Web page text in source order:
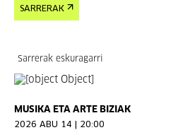
SARRERAK
Sarrerak eskuragarri
MUSIKA ETA ARTE BIZIAK
2026 ABU 14 | 20:00